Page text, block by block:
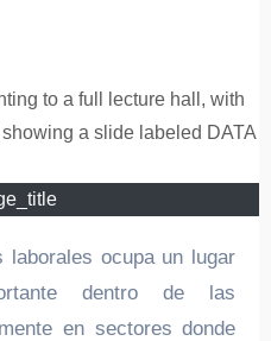
dentro de las
en sectores donde